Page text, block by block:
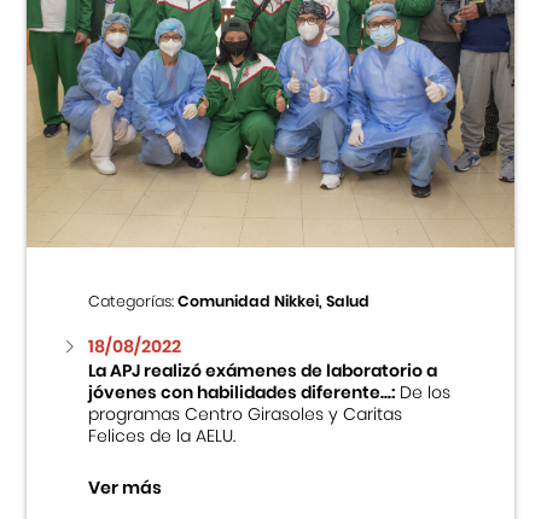
Categorías:Comunidad Nikkei, Salud
18/08/2022
La APJ realizó exámenes de laboratorio a
jóvenes con habilidades diferente...:De los
programas Centro Girasoles y Caritas
Felices de la AELU.
Ver más